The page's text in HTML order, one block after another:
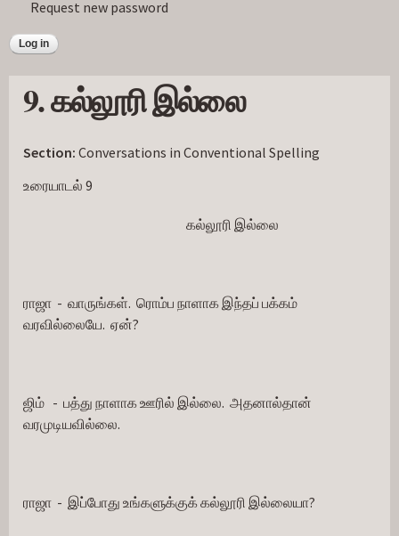
Request new password
9. கல்லூரி இல்லை
Section: Conversations in Conventional Spelling
உரையாடல் 9
கல்லூரி இல்லை
ராஜா  -  வாருங்கள்.  ரொம்ப நாளாக இந்தப் பக்கம்
வரவில்லையே.  ஏன்?
ஜிம்   -  பத்து நாளாக ஊரில் இல்லை.  அதனால்தான்
வரமுடியவில்லை.
ராஜா  -  இப்போது உங்களுக்குக் கல்லூரி இல்லையா?